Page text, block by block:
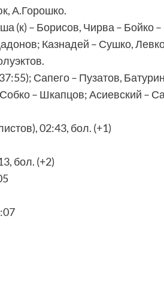
А.Горошко.
– Борисов, Чирва – Бойко –
Казнадей – Сушко,
Сапего – Пузатов, Батурин
– Шкапцов; Асиевский –
02:43, бол. (+1)
бол. (+2)